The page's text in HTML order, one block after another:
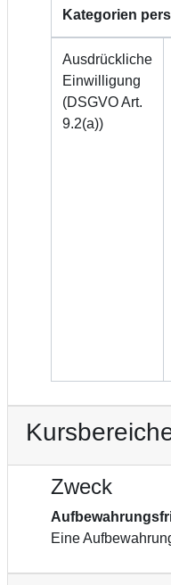
Kategorien
Ausdrückliche
Einwilligung
(DSGVO Art.
9.2(a))
Zweck
Eine